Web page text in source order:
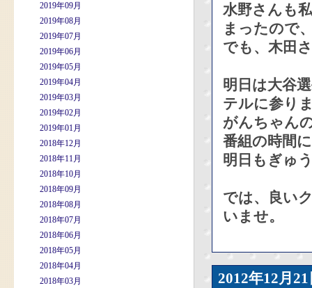
2019年09月
2019年08月
2019年07月
2019年06月
2019年05月
2019年04月
2019年03月
2019年02月
2019年01月
2018年12月
2018年11月
2018年10月
2018年09月
2018年08月
2018年07月
2018年06月
2018年05月
2018年04月
2018年03月
水野さんも
まったので
でも、木田
明日は大谷
テルに参り
がんちゃん
番組の時間
明日もぎゅ
では、良い
いませ。
2012年12